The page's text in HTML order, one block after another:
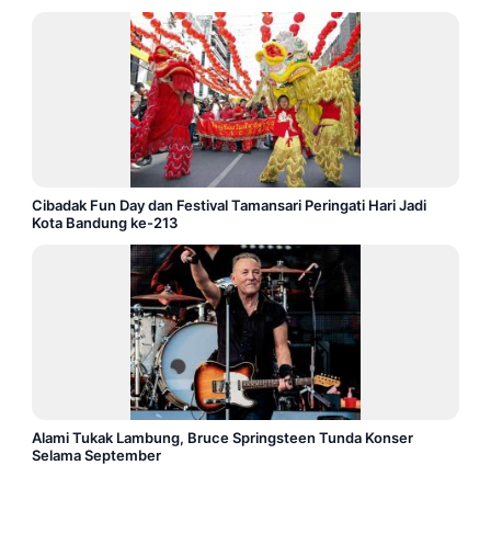
Cibadak Fun Day dan Festival Tamansari Peringati Hari Jadi
Kota Bandung ke-213
Alami Tukak Lambung, Bruce Springsteen Tunda Konser
Selama September